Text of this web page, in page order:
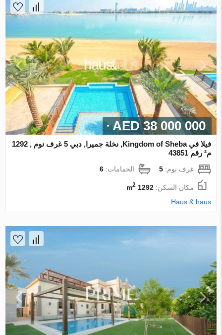
38 000 000 AED
فيلا في Kingdom of Sheba, نخلة جميرا, دبي 5 غرف نوم , 1292
م² رقم 43851
غرف نوم:5 الحمامات:6
مكان السكن:1292 m
2
Haus & haus